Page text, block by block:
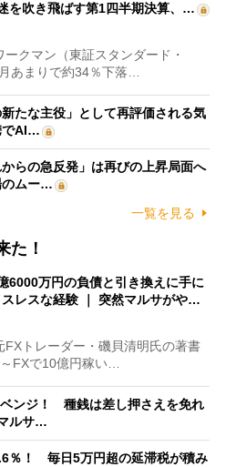
を吹き飛ばす第1四半期決算、…
クマン（東証スタンダード・
あまりで約34％下落…
たな主役」として再評価される気
でAI…
らの急反発」は再びの上昇局面へ
のムー…
一覧を見る
た！
6000万円の負債と引き換えに手に
レスな経験 ｜ 突然マルサがや…
トレーダー・磯貝清明氏の著書
～FXで10億円稼い…
ベンジ！ 種銭は差し押さえを免れ
ルサ…
％！ 毎日5万円超の延滞税が積み